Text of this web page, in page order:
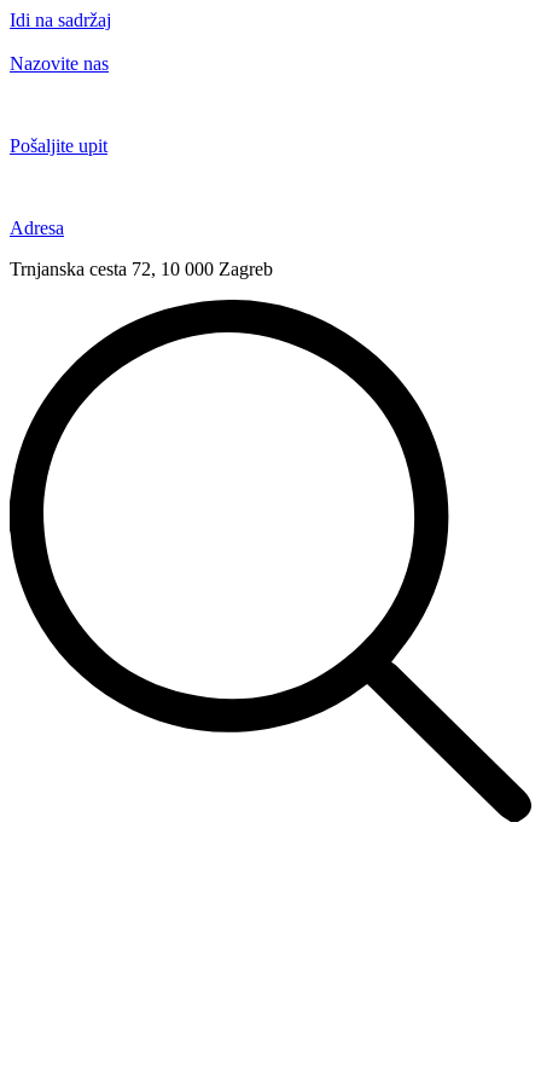
Idi na sadržaj
Nazovite nas
Pošaljite upit
Adresa
Trnjanska cesta 72, 10 000 Zagreb